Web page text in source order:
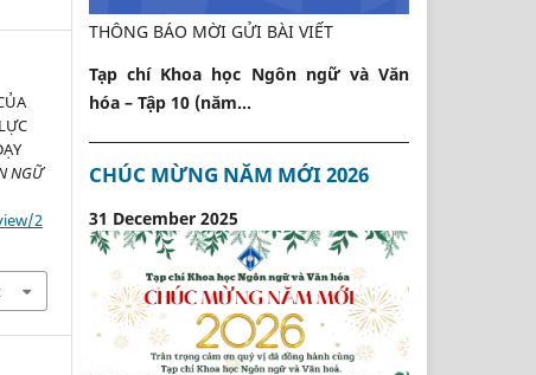
NGỮ
2
THÔNG BÁO MỜI GỬI BÀI VIẾT
Tạp chí Khoa học Ngôn ngữ và Văn
hóa – Tập 10 (năm...
CHÚC MỪNG NĂM MỚI 2026
31 December 2025